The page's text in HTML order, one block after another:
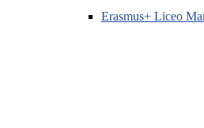
Erasmus+ Liceo